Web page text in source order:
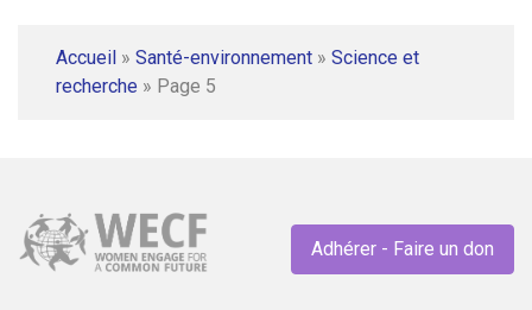
Accueil » Santé-environnement » Science et
recherche » Page 5
Adhérer - Faire un don